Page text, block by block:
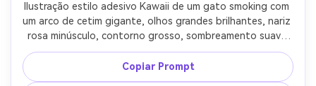
Ilustração estilo adesivo Kawaii de um gato smoking com
um arco de cetim gigante, olhos grandes brilhantes, nariz
rosa minúsculo, contorno grosso, sombreamento suave
com destaques sutis, borda de adesivo branco limpo,
fundo pastel mínimo com brilhos, vibração de mascote de
boutique adorável, lente de 85mm, profundidade de
Copiar Prompt